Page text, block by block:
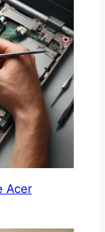
Acer